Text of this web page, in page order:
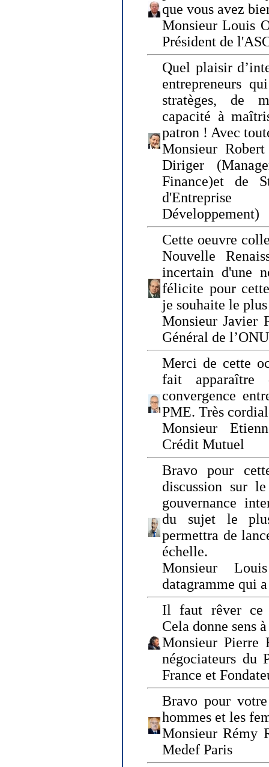
que vous avez
Monsieur Louis
Président de
Quel plaisir
entrepreneurs
stratèges, de
capacité à
patron ! Avec
Monsieur
Diriger
Finance)et de
Développement)
Cette oeuvre
Nouvelle
incertain d'une
félicite pour
je souhaite le
Monsieur Javier
Général de
Merci de cette
fait apparaître
convergence
PME. Très
Monsieur
Crédit Mutuel
Bravo pour
discussion sur
gouvernance
du sujet le
permettra de
échelle.
Monsieur
datagramme qui
Il faut rêver ce
Cela donne sens
Monsieur Pierre
négociateurs du
France et
Bravo pour
hommes et les
Monsieur Rémy
Medef Paris